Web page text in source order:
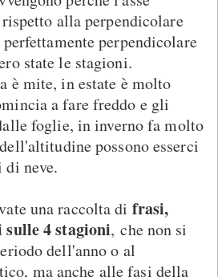
alla perpendicolare
perpendicolare
state le stagioni.
è mite, in estate è molto
a fare freddo e gli
foglie, in inverno fa molto
possono esserci
neve.
una raccolta di frasi,
4 stagioni, che non si
dell'anno o al
ma anche alle fasi della